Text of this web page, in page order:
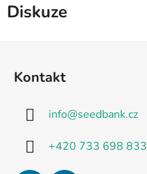
Diskuze
Kontakt
info@seedbank.cz
+420 733 698 833